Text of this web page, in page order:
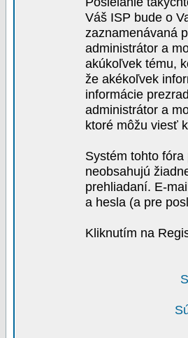
Váš ISP bude o
zaznamenávaná
administrátor a
akúkoľvek tému,
že akékoľvek
informácie
administrátor a
ktoré môžu viesť
Systém tohto
neobsahujú
prehliadaní. E-
a hesla (a pre
Kliknutím na